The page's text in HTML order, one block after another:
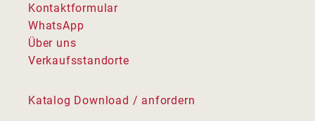
Kontaktformular
WhatsApp
Über uns
Verkaufsstandorte
Katalog Download / anfordern